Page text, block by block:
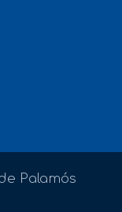
Palamós